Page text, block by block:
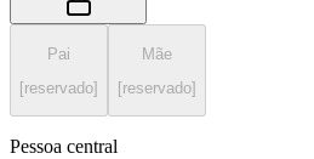
Pai
[reservado]
Mãe
[reservado]
Pessoa central